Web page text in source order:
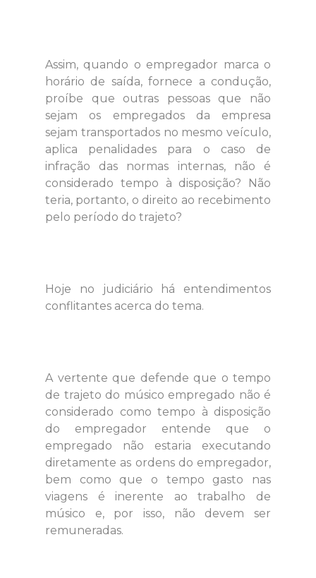
Assim, quando o empregador marca o
horário de saída, fornece a condução,
proíbe que outras pessoas que não
sejam os empregados da empresa
sejam transportados no mesmo veículo,
aplica penalidades para o caso de
infração das normas internas, não é
considerado tempo à disposição? Não
teria, portanto, o direito ao recebimento
pelo período do trajeto?
Hoje no judiciário há entendimentos
conflitantes acerca do tema.
A vertente que defende que o tempo
de trajeto do músico empregado não é
considerado como tempo à disposição
do empregador entende que o
empregado não estaria executando
diretamente as ordens do empregador,
bem como que o tempo gasto nas
viagens é inerente ao trabalho de
músico e, por isso, não devem ser
remuneradas.